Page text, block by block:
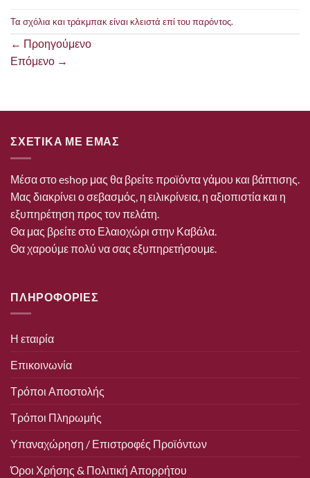
Τα σχόλια και τράκμπακ είναι κλειστά επί του παρόντος.
← Προηγούμενο
Επόμενο →
ΣΧΕΤΙΚΑ ΜΕ ΕΜΑΣ
Μέσα στο eshop μας θα βρείτε προϊόντα γάμου και βάπτισης.
Μας διακρίνει ο σεβασμός, η ειλικρίνεια, η αξιοπιστία και η
εξυπηρέτηση προς τον πελάτη.
Θα μας βρείτε στο Ελαιοχώρι στην Καβάλα.
Θα χαρούμε πολύ να σας εξυπηρετήσουμε.
ΠΛΗΡΟΦΟΡΙΕΣ
Η εταιρία
Επικοινωνία
Τρόποι Αποστολής
Τρόποι Πληρωμής
Υπαναχώρηση / Επιστροφές Προϊόντων
Όροι Χρήσης & Πολιτική Απορρήτου